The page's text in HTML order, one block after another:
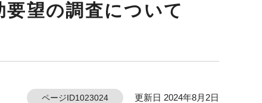
望の調査について
ページID1023024 更新日 2024年8月2日